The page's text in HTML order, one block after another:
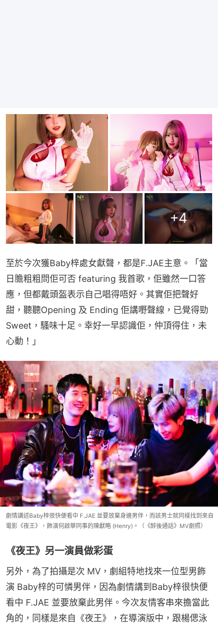
+4
至於今次獲Baby梓處女獻聲，都是F.JAE主意。「當
日膽粗粗問佢可否 featuring 我首歌，佢雖然一口答
應，但都戴頭盔表示自己唱得唔好。其實佢把聲好
甜，聽聽Opening 及 Ending 佢講嘢聲線，已覺得勁
Sweet，騷味十足。幸好一早認識佢，仲頂得住，未
心動！」
劇情講述Baby梓很快便看中 F.JAE 並要放棄身邊男伴，而該男士就同樣找到來自
電影《夜王》，飾演何啟華同事的陳獻略 (Henry)。（《醉後通話》MV劇照）
《夜王》另一演員做彩蛋
另外，為了拍攝是次 MV，劇組特地找來一位型男飾
演 Baby梓的可憐男伴，因為劇情講到Baby梓很快便
看中 F.JAE 並要放棄此男伴。今次友情客串來擔當此
角的，同樣是來自《夜王》，在導演版中，跟楊偲泳